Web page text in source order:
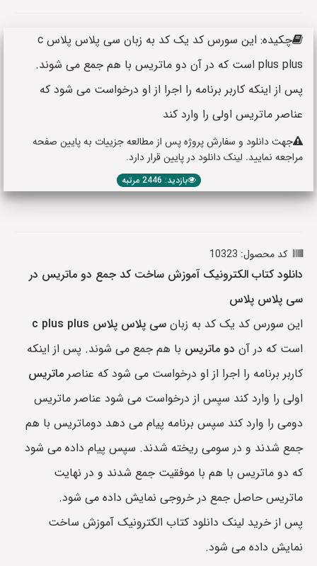
چکیده: این سورس کد یک کد به زبان سی پلاس پلاس c
plus plus است که در آن دو ماتریس با هم جمع می شوند.
پس از اینکه کاربر برنامه را اجرا از او درخواست می شود که
عناصر ماتریس اولی را وارد کند
جهت دانلود و سفارش پروژه پس از مطالعه جزییات به پایین صفحه
مراجعه نمایید. لینک دانلود در پایین قرار دارد.
بازدید: 2446 مرتبه
کد محصول: 10323
دانلود کتاب الکترونیک آموزش ساخت کد جمع دو ماتریس در
سی پلاس پلاس
این سورس کد یک کد به زبان سی پلاس پلاس c plus plus
است که در آن دو ماتریس با هم جمع می شوند. پس از اینکه
کاربر برنامه را اجرا از او درخواست می شود که عناصر ماتریس
اولی را وارد کند سپس از درخواست می شود عناصر ماتریس
دومی را وارد کند سپس برنامه پیام می دهد دوماتریس با هم
جمع شدند و در سومی ریخته شدند. سپس پیام داده می شود
که دو ماتریس با هم با موفقیت جمع شدند و در نهایت
ماتریس حاصل جمع در خروجی نمایش داده می شود.
پس از خرید لینک دانلود کتاب الکترونیک آموزش ساخت
نمایش داده می شود.